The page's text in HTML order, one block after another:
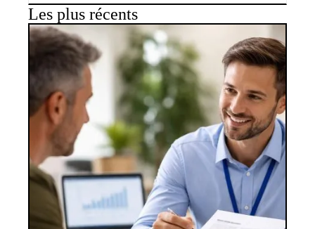
Les plus récents